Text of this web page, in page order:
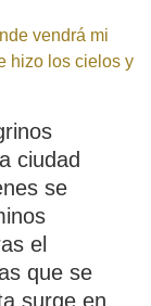
vendrá mi
hizo los cielos y
ciudad
se
el
que se
surge en